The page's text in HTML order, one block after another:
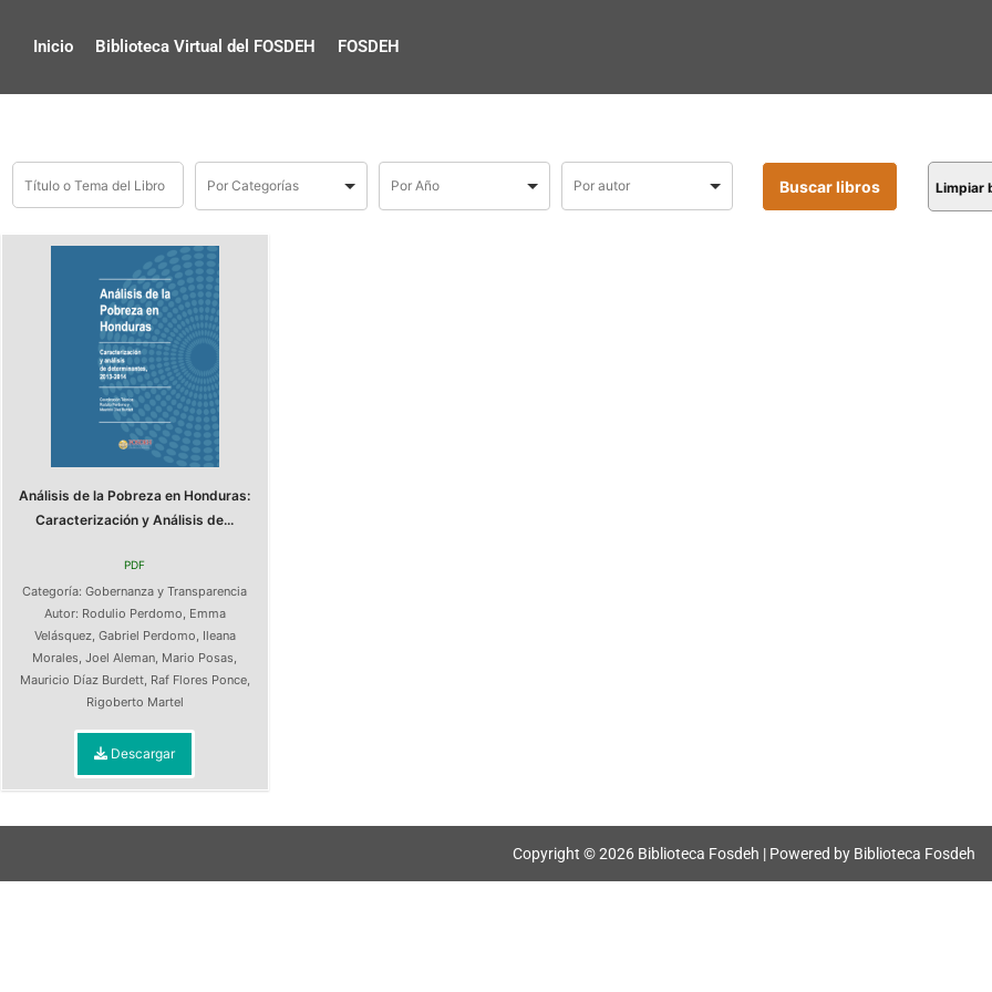
Inicio Biblioteca Virtual del FOSDEH FOSDEH
Limpiar
Análisis de la Pobreza en Honduras:
Caracterización y Análisis de...
PDF
Categoría:Gobernanza y Transparencia
Autor: Rodulio Perdomo, Emma
Velásquez, Gabriel Perdomo, Ileana
Morales,Joel Aleman, Mario Posas,
Mauricio Díaz Burdett, Raf Flores Ponce,
Rigoberto Martel
Descargar
Copyright © 2026 Biblioteca Fosdeh | Powered by Biblioteca Fosdeh